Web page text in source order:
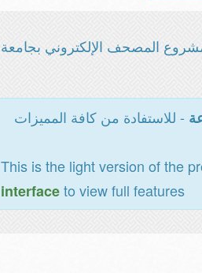
المصحف الإلكتروني بجامعة
- للاستفادة من كافة المميزات
This is the light version of the
interfaceto view full features